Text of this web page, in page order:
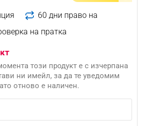
60 дни право на
на пратка
този продукт е с изчерпана
ни имейл, за да те уведомим
отново е наличен.